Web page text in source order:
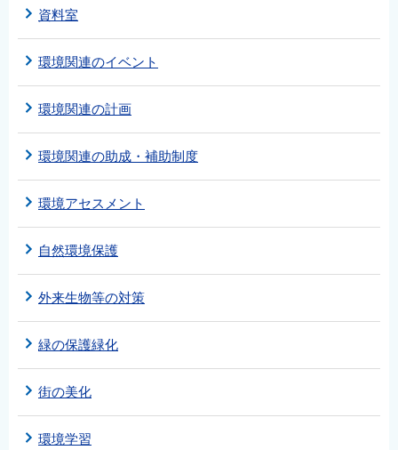
資料室
環境関連のイベント
環境関連の計画
環境関連の助成・補助制度
環境アセスメント
自然環境保護
外来生物等の対策
緑の保護緑化
街の美化
環境学習